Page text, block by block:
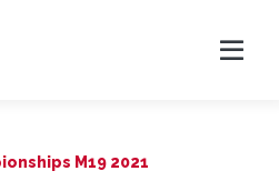
M19 2021